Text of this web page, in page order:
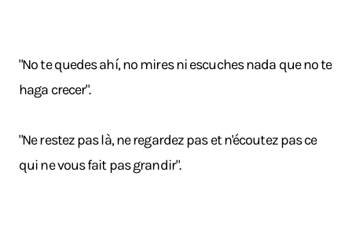
"No te quedes ahí, no mires ni escuches nada que no te
haga crecer".
"Ne restez pas là, ne regardez pas et n'écoutez pas ce
qui ne vous fait pas grandir".